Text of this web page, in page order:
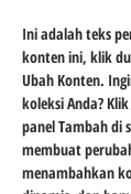
Ini adalah teks
konten ini, klik
Ubah Konten.
koleksi Anda?
panel Tambah di
membuat
menambahkan